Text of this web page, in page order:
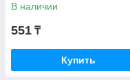
В наличии
551 ₸
Купить